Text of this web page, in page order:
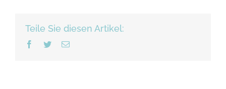
Teile Sie diesen Artikel:
Facebook
TwitterEmail